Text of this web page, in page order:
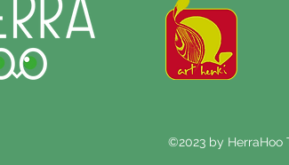
©2023 by HerraHoo